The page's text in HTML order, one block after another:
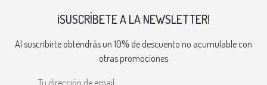
¡SUSCRÍBETE A LA NEWSLETTER!
Al suscribirte obtendrás un 10% de descuento no acumulable con
otras promociones